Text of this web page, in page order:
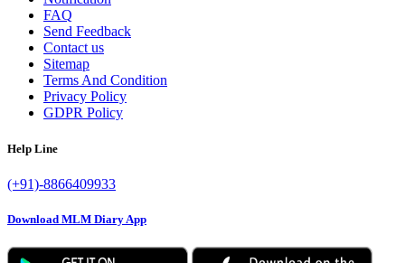
FAQ
Send Feedback
Contact us
Sitemap
Terms And Condition
Privacy Policy
GDPR Policy
Help Line
(+91)-8866409933
Download MLM Diary App